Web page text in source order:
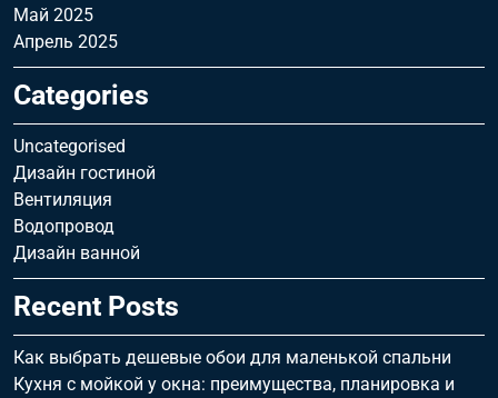
Май 2025
Апрель 2025
Categories
Uncategorised
Дизайн гостиной
Вентиляция
Водопровод
Дизайн ванной
Recent Posts
Как выбрать дешевые обои для маленькой спальни
Кухня с мойкой у окна: преимущества, планировка и